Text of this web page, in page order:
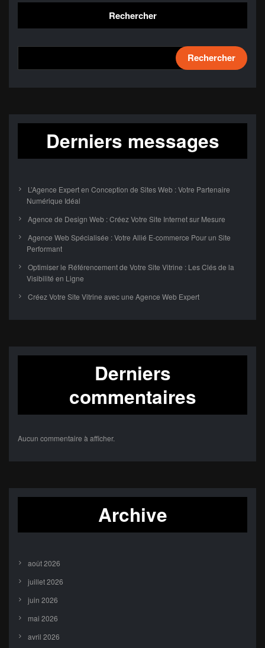
Rechercher
Rechercher
Derniers messages
L’Agence Expert en Conception de Sites Web : Votre Partenaire
Numérique Idéal
Agence de Design Web : Créez Votre Site Internet sur Mesure
Agence Web Spécialisée : Votre Allié E-commerce Pour un Site
Performant
Optimiser le Référencement de Votre Site Vitrine : Les Clés de la
Visibilité en Ligne
Créez Votre Site Vitrine avec une Agence Web Expert
Derniers
commentaires
Aucun commentaire à afficher.
Archive
août 2026
juillet 2026
juin 2026
mai 2026
avril 2026